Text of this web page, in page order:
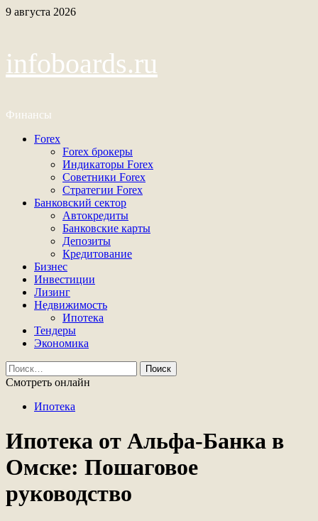
Перейти
9 августа 2026
infoboards.ru
Финансы
Основное
Forex
Forex брокеры
Индикаторы Forex
Советники Forex
Стратегии Forex
Банковский сектор
Автокредиты
Банковские карты
Депозиты
Кредитование
Бизнес
Инвестиции
Лизинг
Недвижимость
Ипотека
Тендеры
Экономика
Найти:
Смотреть онлайн
Ипотека
Ипотека от Альфа-Банка в
Омске: Пошаговое
руководство